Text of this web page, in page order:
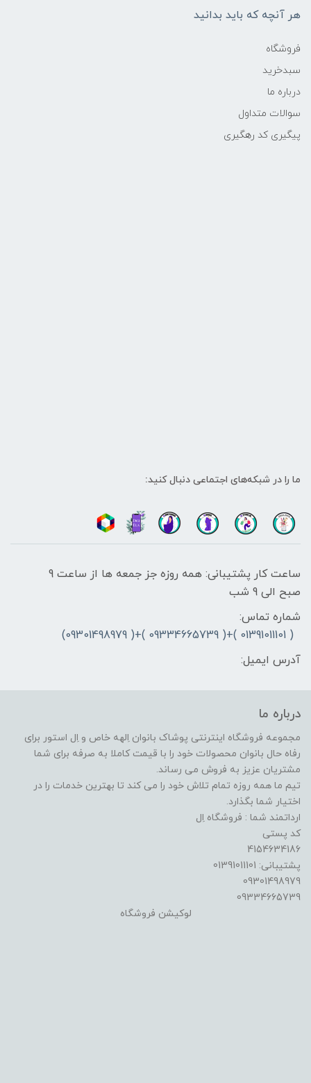
هر آنچه که باید بدانید
فروشگاه
سبدخرید
درباره ما
سوالات متداول
پیگیری کد رهگیری
ما را در شبکه‌های اجتماعی دنبال کنید:
ساعت کار پشتیبانی: همه روزه جز جمعه ها از ساعت 9
صبح الی 9 شب
شماره تماس:
( 01391011101 )+( 09334665739 )+( 09301498979)
آدرس ایمیل:
درباره ما
مجموعه فروشگاه اینترنتی پوشاک بانوان اِلهه خاص و اِل استور برای
رفاه حال بانوان محصولات خود را با قیمت کاملا به صرفه برای شما
مشتریان عزیز به فروش می رساند.
تیم ما همه روزه تمام تلاش خود را می کند تا بهترین خدمات را در
اختیار شما بگذارد.
ارداتمند شما : فروشگاه اِل
کد پستی
4154634186
پشتیبانی: 01391011101
09301498979
09334665739
لوکیشن فروشگاه